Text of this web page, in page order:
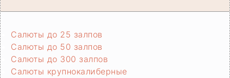
Салюты до 25 залпов
Салюты до 50 залпов
Салюты до 300 залпов
Салюты крупнокалиберные